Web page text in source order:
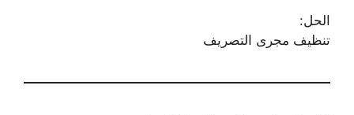
الحل:
تنظيف مجرى التصريف